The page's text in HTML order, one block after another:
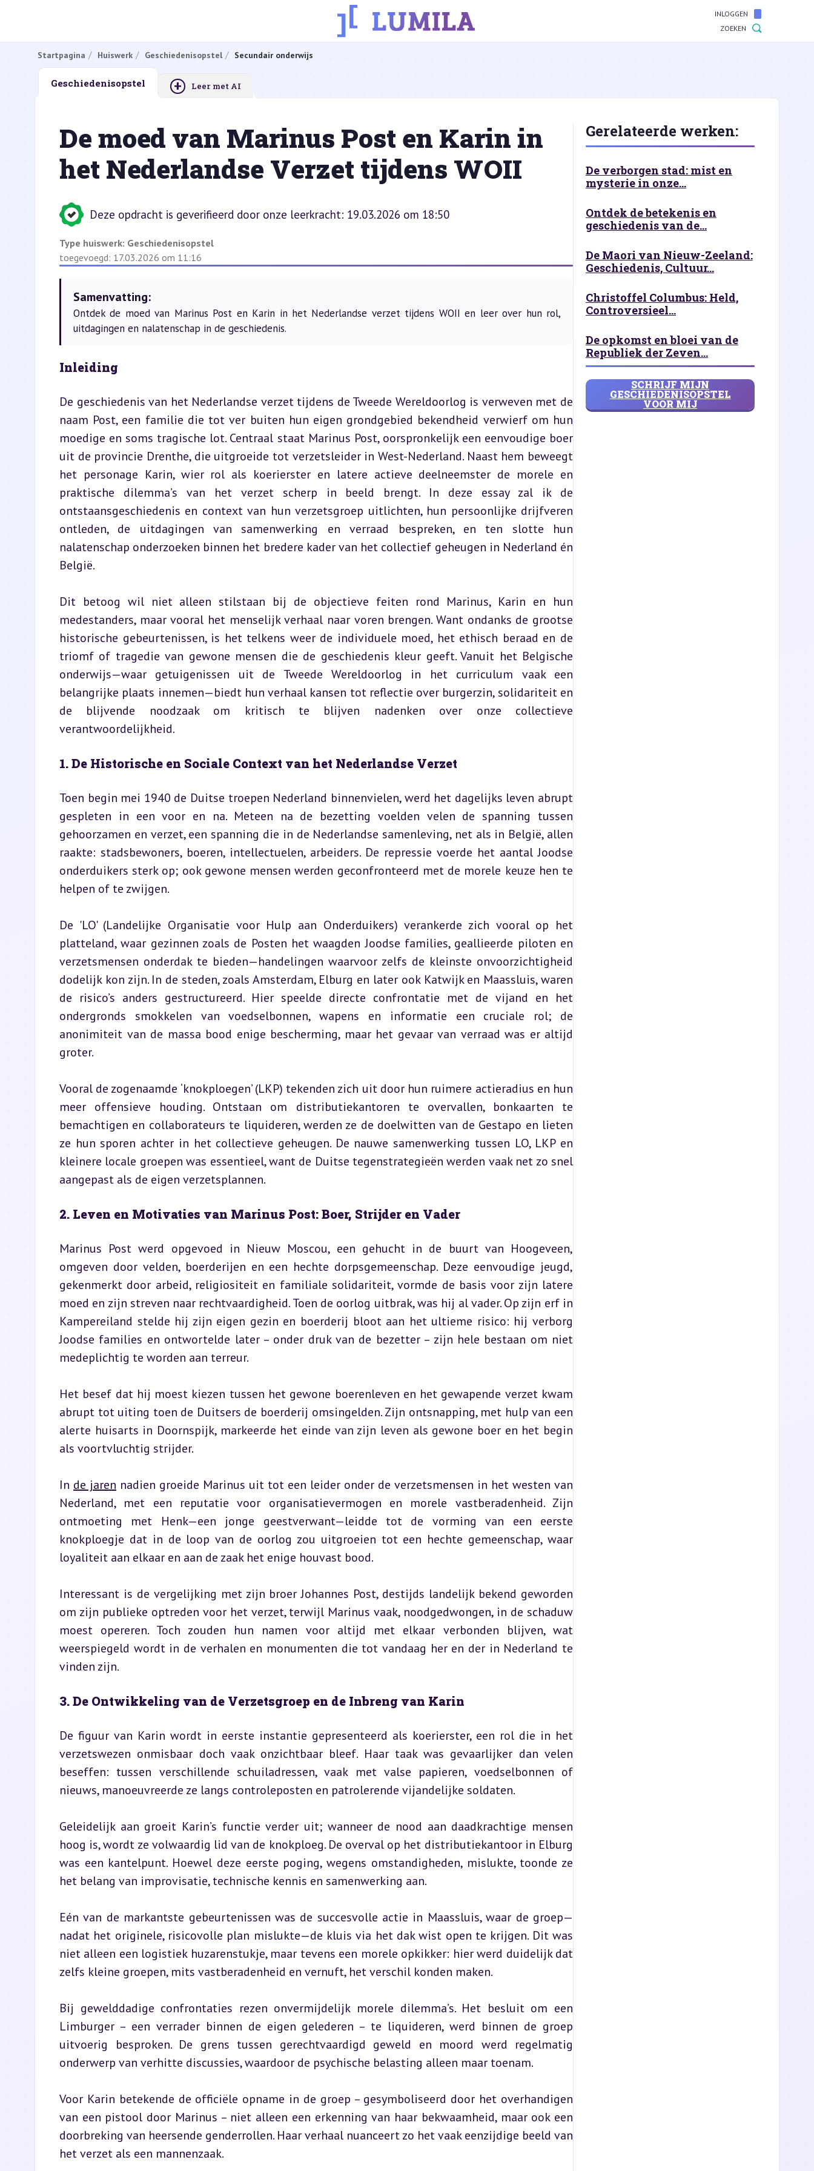
INLOGGEN
ZOEKEN
Startpagina Huiswerk Geschiedenisopstel Secundair onderwijs
Geschiedenisopstel + Leer met AI
De moed van Marinus Post en Karin in
het Nederlandse Verzet tijdens WOII
Deze opdracht is geverifieerd door onze leerkracht: 19.03.2026 om 18:50
Type huiswerk: Geschiedenisopstel
toegevoegd: 17.03.2026 om 11:16
Samenvatting:
Ontdek de moed van Marinus Post en Karin in het Nederlandse verzet tijdens WOII en leer over hun rol,
uitdagingen en nalatenschap in de geschiedenis.
Inleiding
De geschiedenis van het Nederlandse verzet tijdens de Tweede Wereldoorlog is verweven met de
naam Post, een familie die tot ver buiten hun eigen grondgebied bekendheid verwierf om hun
moedige en soms tragische lot. Centraal staat Marinus Post, oorspronkelijk een eenvoudige boer
uit de provincie Drenthe, die uitgroeide tot verzetsleider in West-Nederland. Naast hem beweegt
het personage Karin, wier rol als koerierster en latere actieve deelneemster de morele en
praktische dilemma’s van het verzet scherp in beeld brengt. In deze essay zal ik de
ontstaansgeschiedenis en context van hun verzetsgroep uitlichten, hun persoonlijke drijfveren
ontleden, de uitdagingen van samenwerking en verraad bespreken, en ten slotte hun
nalatenschap onderzoeken binnen het bredere kader van het collectief geheugen in Nederland én
België.
Dit betoog wil niet alleen stilstaan bij de objectieve feiten rond Marinus, Karin en hun
medestanders, maar vooral het menselijk verhaal naar voren brengen. Want ondanks de grootse
historische gebeurtenissen, is het telkens weer de individuele moed, het ethisch beraad en de
triomf of tragedie van gewone mensen die de geschiedenis kleur geeft. Vanuit het Belgische
onderwijs—waar getuigenissen uit de Tweede Wereldoorlog in het curriculum vaak een
belangrijke plaats innemen—biedt hun verhaal kansen tot reflectie over burgerzin, solidariteit en
de blijvende noodzaak om kritisch te blijven nadenken over onze collectieve
verantwoordelijkheid.
1. De Historische en Sociale Context van het Nederlandse Verzet
Toen begin mei 1940 de Duitse troepen Nederland binnenvielen, werd het dagelijks leven abrupt
gespleten in een voor en na. Meteen na de bezetting voelden velen de spanning tussen
gehoorzamen en verzet, een spanning die in de Nederlandse samenleving, net als in België, allen
raakte: stadsbewoners, boeren, intellectuelen, arbeiders. De repressie voerde het aantal Joodse
onderduikers sterk op; ook gewone mensen werden geconfronteerd met de morele keuze hen te
helpen of te zwijgen.
De 'LO' (Landelijke Organisatie voor Hulp aan Onderduikers) verankerde zich vooral op het
platteland, waar gezinnen zoals de Posten het waagden Joodse families, geallieerde piloten en
verzetsmensen onderdak te bieden—handelingen waarvoor zelfs de kleinste onvoorzichtigheid
dodelijk kon zijn. In de steden, zoals Amsterdam, Elburg en later ook Katwijk en Maassluis, waren
de risico’s anders gestructureerd. Hier speelde directe confrontatie met de vijand en het
ondergronds smokkelen van voedselbonnen, wapens en informatie een cruciale rol; de
anonimiteit van de massa bood enige bescherming, maar het gevaar van verraad was er altijd
groter.
Vooral de zogenaamde ‘knokploegen’ (LKP) tekenden zich uit door hun ruimere actieradius en hun
meer offensieve houding. Ontstaan om distributiekantoren te overvallen, bonkaarten te
bemachtigen en collaborateurs te liquideren, werden ze de doelwitten van de Gestapo en lieten
ze hun sporen achter in het collectieve geheugen. De nauwe samenwerking tussen LO, LKP en
kleinere locale groepen was essentieel, want de Duitse tegenstrategieën werden vaak net zo snel
aangepast als de eigen verzetsplannen.
2. Leven en Motivaties van Marinus Post: Boer, Strijder en Vader
Marinus Post werd opgevoed in Nieuw Moscou, een gehucht in de buurt van Hoogeveen,
omgeven door velden, boerderijen en een hechte dorpsgemeenschap. Deze eenvoudige jeugd,
gekenmerkt door arbeid, religiositeit en familiale solidariteit, vormde de basis voor zijn latere
moed en zijn streven naar rechtvaardigheid. Toen de oorlog uitbrak, was hij al vader. Op zijn erf in
Kampereiland stelde hij zijn eigen gezin en boerderij bloot aan het ultieme risico: hij verborg
Joodse families en ontwortelde later – onder druk van de bezetter – zijn hele bestaan om niet
medeplichtig te worden aan terreur.
Het besef dat hij moest kiezen tussen het gewone boerenleven en het gewapende verzet kwam
abrupt tot uiting toen de Duitsers de boerderij omsingelden. Zijn ontsnapping, met hulp van een
alerte huisarts in Doornspijk, markeerde het einde van zijn leven als gewone boer en het begin
als voortvluchtig strijder.
In de jaren nadien groeide Marinus uit tot een leider onder de verzetsmensen in het westen van
Nederland, met een reputatie voor organisatievermogen en morele vastberadenheid. Zijn
ontmoeting met Henk—een jonge geestverwant—leidde tot de vorming van een eerste
knokploegje dat in de loop van de oorlog zou uitgroeien tot een hechte gemeenschap, waar
loyaliteit aan elkaar en aan de zaak het enige houvast bood.
Interessant is de vergelijking met zijn broer Johannes Post, destijds landelijk bekend geworden
om zijn publieke optreden voor het verzet, terwijl Marinus vaak, noodgedwongen, in de schaduw
moest opereren. Toch zouden hun namen voor altijd met elkaar verbonden blijven, wat
weerspiegeld wordt in de verhalen en monumenten die tot vandaag her en der in Nederland te
vinden zijn.
3. De Ontwikkeling van de Verzetsgroep en de Inbreng van Karin
De figuur van Karin wordt in eerste instantie gepresenteerd als koerierster, een rol die in het
verzetswezen onmisbaar doch vaak onzichtbaar bleef. Haar taak was gevaarlijker dan velen
beseffen: tussen verschillende schuiladressen, vaak met valse papieren, voedselbonnen of
nieuws, manoeuvreerde ze langs controleposten en patrolerende vijandelijke soldaten.
Geleidelijk aan groeit Karin’s functie verder uit; wanneer de nood aan daadkrachtige mensen
hoog is, wordt ze volwaardig lid van de knokploeg. De overval op het distributiekantoor in Elburg
was een kantelpunt. Hoewel deze eerste poging, wegens omstandigheden, mislukte, toonde ze
het belang van improvisatie, technische kennis en samenwerking aan.
Eén van de markantste gebeurtenissen was de succesvolle actie in Maassluis, waar de groep—
nadat het originele, risicovolle plan mislukte—de kluis via het dak wist open te krijgen. Dit was
niet alleen een logistiek huzarenstukje, maar tevens een morele opkikker: hier werd duidelijk dat
zelfs kleine groepen, mits vastberadenheid en vernuft, het verschil konden maken.
Bij gewelddadige confrontaties rezen onvermijdelijk morele dilemma’s. Het besluit om een
Limburger – een verrader binnen de eigen gelederen – te liquideren, werd binnen de groep
uitvoerig besproken. De grens tussen gerechtvaardigd geweld en moord werd regelmatig
onderwerp van verhitte discussies, waardoor de psychische belasting alleen maar toenam.
Voor Karin betekende de officiële opname in de groep – gesymboliseerd door het overhandigen
van een pistool door Marinus – niet alleen een erkenning van haar bekwaamheid, maar ook een
doorbreking van heersende genderrollen. Haar verhaal nuanceert zo het vaak eenzijdige beeld van
het verzet als een mannenzaak.
Gerelateerde werken:
De verborgen stad: mist en
mysterie in onze...
Ontdek de betekenis en
geschiedenis van de...
De Maori van Nieuw-Zeeland:
Geschiedenis, Cultuur...
Christoffel Columbus: Held,
Controversieel...
De opkomst en bloei van de
Republiek der Zeven...
SCHRIJF MIJN
GESCHIEDENISOPSTEL
VOOR MIJ